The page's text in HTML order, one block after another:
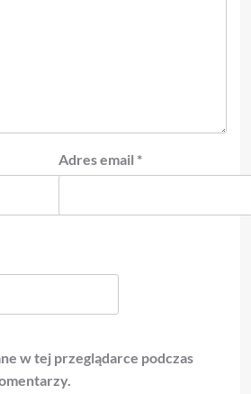
Adres email *
w tej przeglądarce podczas